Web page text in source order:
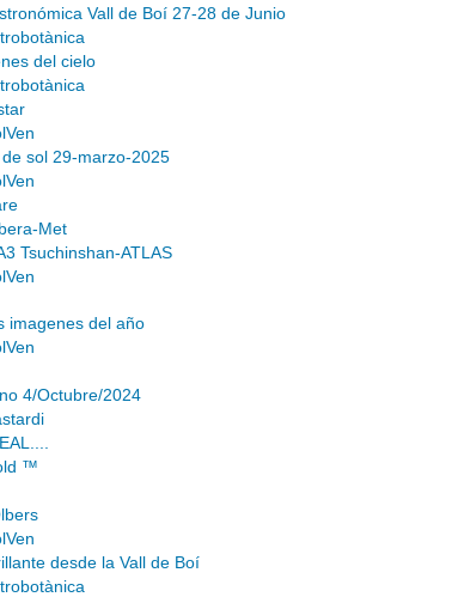
Vall de Boí 27-28 de Junio
del cielo
sol 29-marzo-2025
Met
Tsuchinshan-ATLAS
imagenes del año
4/Octubre/2024
™
desde la Vall de Boí